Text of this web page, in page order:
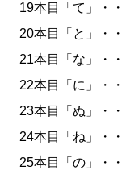
19本目「て」・
20本目「と」・
21本目「な」・
22本目「に」・
23本目「ぬ」・
24本目「ね」・
25本目「の」・